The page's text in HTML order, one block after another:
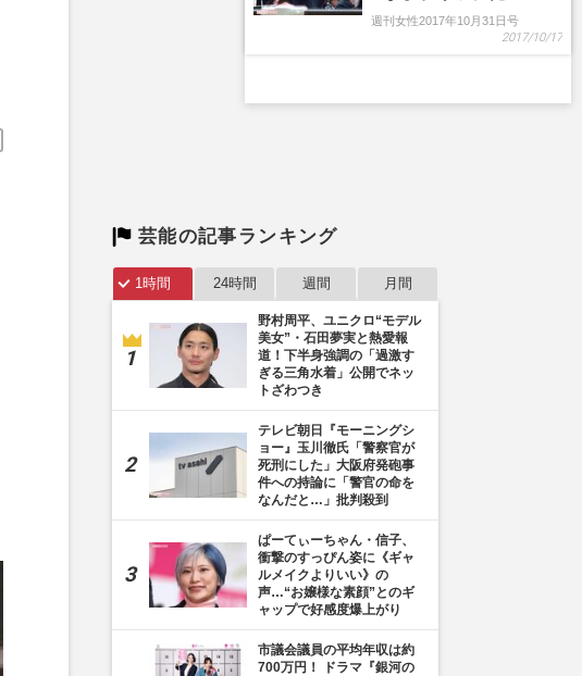
芸能の記事ランキング
1時間 24時間 週間 月間
野村周平、ユニクロ“モデル
美女”・石田夢実と熱愛報
道！下半身強調の「過激す
ぎる三角水着」公開でネッ
トざわつき
テレビ朝日『モーニングシ
ョー』玉川徹氏「警察官が
死刑にした」大阪府発砲事
件への持論に「警官の命を
なんだと…」批判殺到
ぱーてぃーちゃん・信子、
衝撃のすっぴん姿に《ギャ
ルメイクよりいい》の
声…“お嬢様な素顔”とのギ
ャップで好感度爆上がり
市議会議員の平均年収は約
700万円！ ドラマ『銀河の